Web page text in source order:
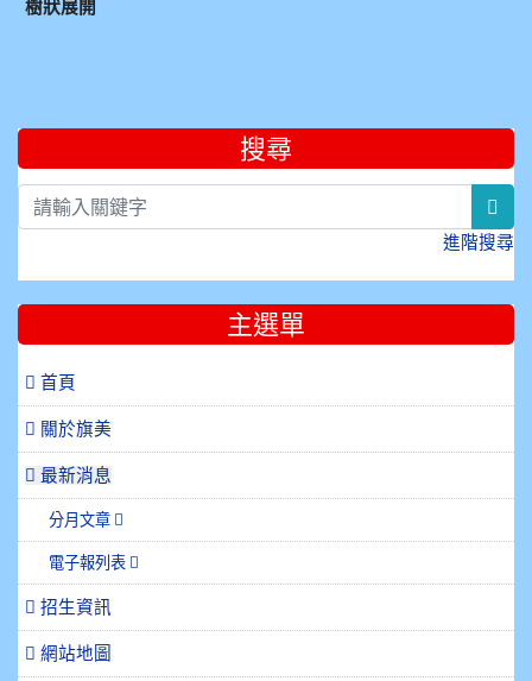
樹狀展開
::: 搜尋
進階搜尋
主選單
 首頁
關於旗美
最新消息
分月文章
電子報列表
招生資訊
網站地圖